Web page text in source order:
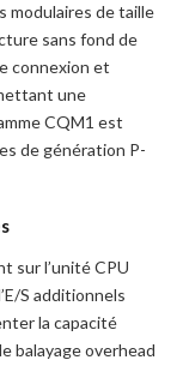
modulaires de taille
sans fond de
connexion et
une
CQM1 est
de génération P-
sur l’unité CPU
S additionnels
la capacité
balayage overhead